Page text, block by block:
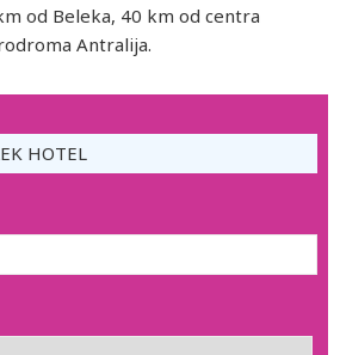
od Beleka, 40 km od centra
Antralija.
HOTEL